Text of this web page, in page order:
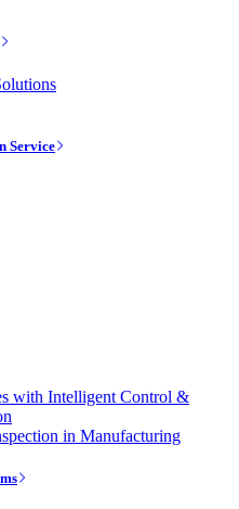
Service
with Intelligent Control &
in Manufacturing